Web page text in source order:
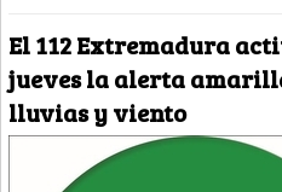
El 112 Extremadura
jueves la alerta
lluvias y viento